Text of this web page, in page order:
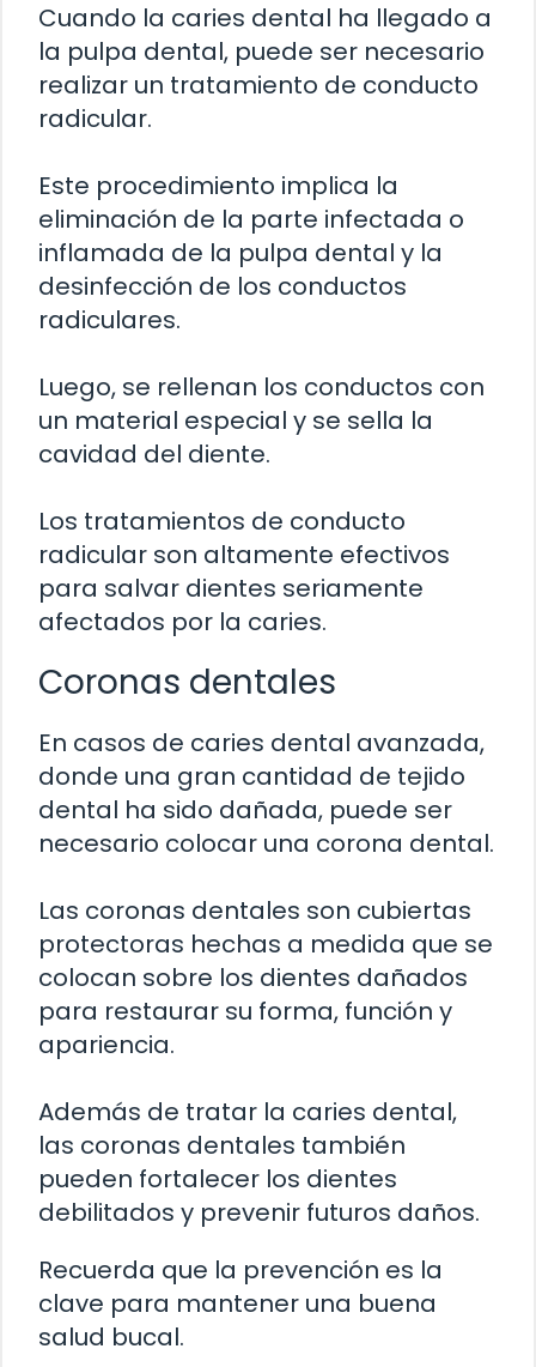
Cuando la caries dental ha llegado a
la pulpa dental, puede ser necesario
realizar un tratamiento de conducto
radicular.
Este procedimiento implica la
eliminación de la parte infectada o
inflamada de la pulpa dental y la
desinfección de los conductos
radiculares.
Luego, se rellenan los conductos con
un material especial y se sella la
cavidad del diente.
Los tratamientos de conducto
radicular son altamente efectivos
para salvar dientes seriamente
afectados por la caries.
Coronas dentales
En casos de caries dental avanzada,
donde una gran cantidad de tejido
dental ha sido dañada, puede ser
necesario colocar una corona dental.
Las coronas dentales son cubiertas
protectoras hechas a medida que se
colocan sobre los dientes dañados
para restaurar su forma, función y
apariencia.
Además de tratar la caries dental,
las coronas dentales también
pueden fortalecer los dientes
debilitados y prevenir futuros daños.
Recuerda que la prevención es la
clave para mantener una buena
salud bucal.